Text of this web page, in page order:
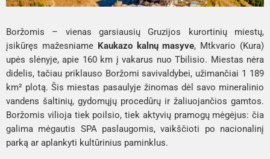
Boržomis – vienas garsiausių Gruzijos kurortinių miestų,
įsikūręs mažesniame Kaukazo kalnų masyve, Mtkvario (Kura)
upės slėnyje, apie 160 km į vakarus nuo Tbilisio. Miestas nėra
didelis, tačiau priklauso Boržomi savivaldybei, užimančiai 1 189
km² plotą. Šis miestas pasaulyje žinomas dėl savo mineralinio
vandens šaltinių, gydomųjų procedūrų ir žaliuojančios gamtos.
Boržomis vilioja tiek poilsio, tiek aktyvių pramogų mėgėjus: čia
galima mėgautis SPA paslaugomis, vaikščioti po nacionalinį
parką ar aplankyti kultūrinius paminklus.